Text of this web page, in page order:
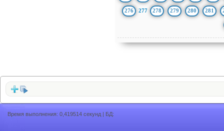
276 277 278 279 280 281
Время выполнения: 0,419514 секунд | БД: